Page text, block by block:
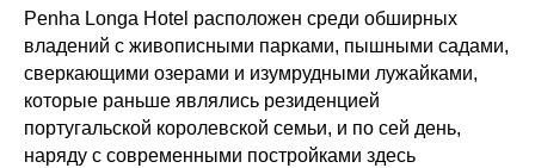
Penha Longa Hotel расположен среди обширных
владений с живописными парками, пышными садами,
сверкающими озерами и изумрудными лужайками,
которые раньше являлись резиденцией
португальской королевской семьи, и по сей день,
наряду с современными постройками здесь